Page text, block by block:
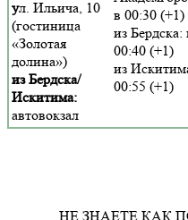
ул. Ильича, 10
(гостиница
«Золотая
долина»)
из Бердска/
Искитима:
автовокзал
в 00:30 (+1)
из Бердска:
00:40 (+1)
из
00:55 (+1)
НЕ ЗНАЕТЕ КАК